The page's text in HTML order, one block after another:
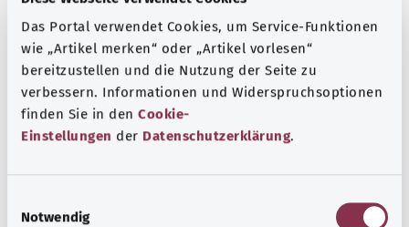
Das Portal verwendet Cookies, um Service-Funktionen
wie „Artikel merken“ oder „Artikel vorlesen“
bereitzustellen und die Nutzung der Seite zu
verbessern. Informationen und Widerspruchsoptionen
finden Sie in den Cookie-
Einstellungen der Datenschutzerklärung.
Notwendig
Beratung und Hilfe
Eine Auswahl verschiedener Beratungs- und
Informationsangebote zu bestimmten